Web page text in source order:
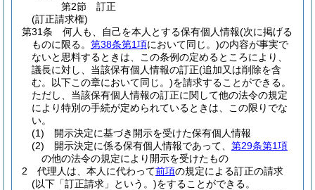
第2節
訂正
(訂正請求権)
第31条
何人も、自己を本人とする保有個人情報(次に掲げる
ものに限る。 第38条第1項において同じ。)の内容が事実で
ないと思料するときは、この条例の定めるところにより、
議長に対し、当該保有個人情報の訂正(追加又は削除を含
む。以下この章において同じ。)を請求することができる。
ただし、当該保有個人情報の訂正に関して他の法令の規定
により特別の手続が定められているときは、この限りでな
い。
(1)
開示決定に基づき開示を受けた保有個人情報
(2)
開示決定に係る保有個人情報であって、 第29条第1項
の他の法令の規定により開示を受けたもの
2
代理人は、本人に代わって前項の規定による訂正の請求
(以下「訂正請求」という。)をすることができる。